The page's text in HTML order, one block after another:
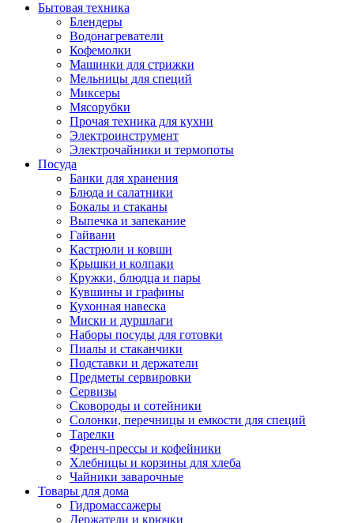
Бытовая техника
Блендеры
Водонагреватели
Кофемолки
Машинки для стрижки
Мельницы для специй
Миксеры
Мясорубки
Прочая техника для кухни
Электроинструмент
Электрочайники и термопоты
Посуда
Банки для хранения
Блюда и салатники
Бокалы и стаканы
Выпечка и запекание
Гайвани
Кастрюли и ковши
Крышки и колпаки
Кружки, блюдца и пары
Кувшины и графины
Кухонная навеска
Миски и дуршлаги
Наборы посуды для готовки
Пиалы и стаканчики
Подставки и держатели
Предметы сервировки
Сервизы
Сковороды и сотейники
Солонки, перечницы и емкости для специй
Тарелки
Френч-прессы и кофейники
Хлебницы и корзины для хлеба
Чайники заварочные
Товары для дома
Гидромассажеры
Держатели и крючки